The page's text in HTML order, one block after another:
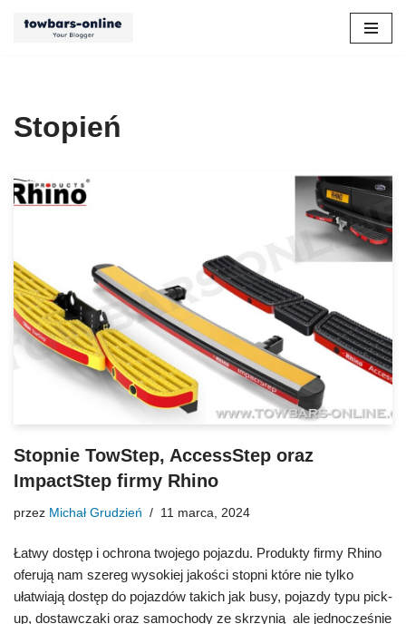
Stopień
Stopnie TowStep, AccessStep oraz
ImpactStep firmy Rhino
przez Michał Grudzień 11 marca, 2024
Łatwy dostęp i ochrona twojego pojazdu. Produkty firmy Rhino
oferują nam szereg wysokiej jakości stopni które nie tylko
ułatwiają dostęp do pojazdów takich jak busy, pojazdy typu pick-
up, dostawczaki oraz samochody ze skrzynią ale jednocześnie